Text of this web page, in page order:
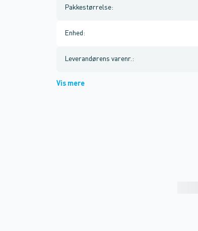
Pakkestørrelse:
Enhed :
Leverandørens varenr. :
Vis mere